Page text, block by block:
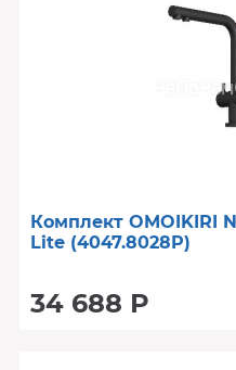
Комплект OMOIKIRI
Lite (4047.8028P)
34 688 Р